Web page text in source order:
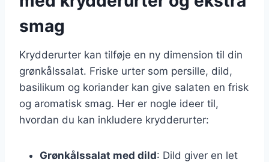
smag
Krydderurter kan tilføje en ny dimension til din
grønkålssalat. Friske urter som persille, dild,
basilikum og koriander kan give salaten en frisk
og aromatisk smag. Her er nogle ideer til,
hvordan du kan inkludere krydderurter:
Grønkålssalat med dild: Dild giver en let